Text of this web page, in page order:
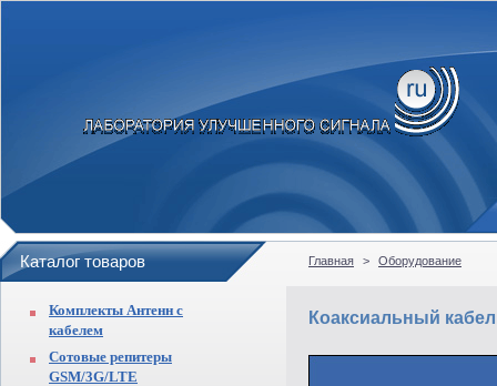
Каталог товаров
Комплекты Антенн с
кабелем
Сотовые репитеры
GSM/3G/LTE
Главная > Оборудование
Коаксиальный